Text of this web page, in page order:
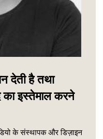
देती है तथा
का इस्तेमाल करने
के संस्थापक और डिज़ाइन